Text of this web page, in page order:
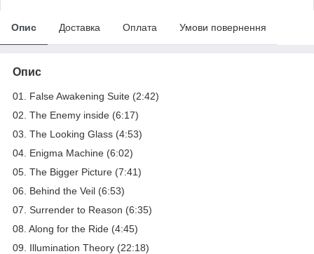
Опис Доставка Оплата Умови повернення
Опис
01. False Awakening Suite (2:42)
02. The Enemy inside (6:17)
03. The Looking Glass (4:53)
04. Enigma Machine (6:02)
05. The Bigger Picture (7:41)
06. Behind the Veil (6:53)
07. Surrender to Reason (6:35)
08. Along for the Ride (4:45)
09. Illumination Theory (22:18)